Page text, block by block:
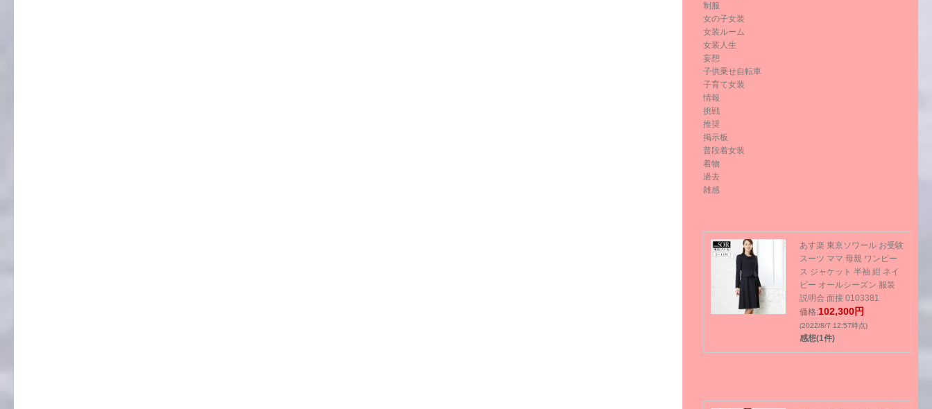
制服
女の子女装
女装ルーム
女装人生
妄想
子供乗せ自転車
子育て女装
情報
挑戦
推奨
掲示板
普段着女装
着物
過去
雑感
あす楽 東京ソワール お受験
スーツ ママ 母親 ワンピー
ス ジャケット 半袖 紺 ネイ
ビー オールシーズン 服装
説明会 面接 0103381
価格:102,300円
(2022/8/7 12:57時点)
感想(1件)